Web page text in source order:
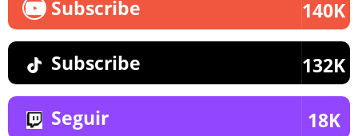
Subscribe 140K
Subscribe 132K
Seguir 18K